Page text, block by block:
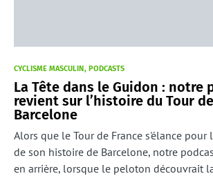
CYCLISME MASCULIN PODCASTS
La Tête dans le Guidon : notre
revient sur l’histoire du Tour
Barcelone
Alors que le Tour de France s'élance pour
de son histoire de Barcelone, notre
en arrière, lorsque le peloton découvrait